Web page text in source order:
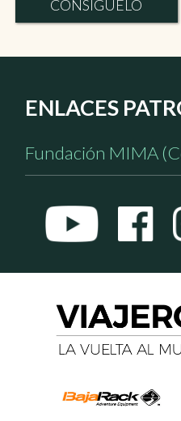
CONSÍGUELO
ENLACES
Fundación MIMA